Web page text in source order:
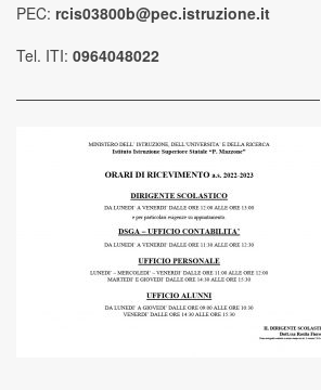
PEC: rcis03800b@pec.istruzione.it
Tel. ITI: 0964048022
————————————————————